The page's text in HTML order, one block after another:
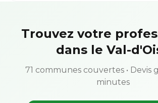
Trouvez votre
dans le Val-
71 communes couvertes • Devis
minutes